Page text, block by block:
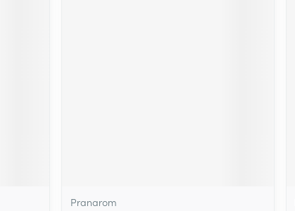
Pranarom